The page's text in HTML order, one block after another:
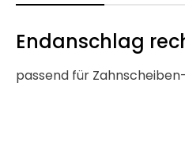
Endanschlag
passend für